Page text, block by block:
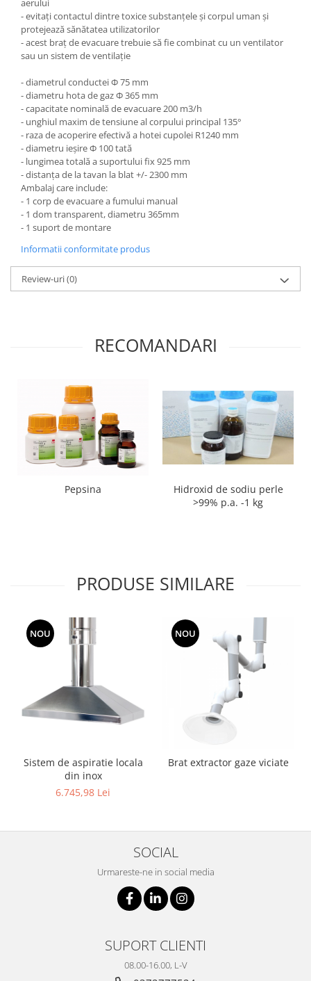
aerului
- evitați contactul dintre toxice substanțele și corpul uman și
protejează sănătatea utilizatorilor
- acest braț de evacuare trebuie să fie combinat cu un ventilator
sau un sistem de ventilație
- diametrul conductei Φ 75 mm
- diametru hota de gaz Φ 365 mm
- capacitate nominală de evacuare 200 m3/h
- unghiul maxim de tensiune al corpului principal 135°
- raza de acoperire efectivă a hotei cupolei R1240 mm
- diametru ieșire Φ 100 tată
- lungimea totală a suportului fix 925 mm
- distanța de la tavan la blat +/- 2300 mm
Ambalaj care include:
- 1 corp de evacuare a fumului manual
- 1 dom transparent, diametru 365mm
- 1 suport de montare
Informatii conformitate produs
Review-uri(0)
RECOMANDARI
Pepsina
Hidroxid de sodiu perle
>99% p.a. -1 kg
PRODUSE SIMILARE
NOU
Sistem de aspiratie locala
din inox
6.745,98 Lei
NOU
Brat extractor gaze viciate
SOCIAL
Urmareste-ne in social media
SUPORT CLIENTI
08.00-16.00, L-V